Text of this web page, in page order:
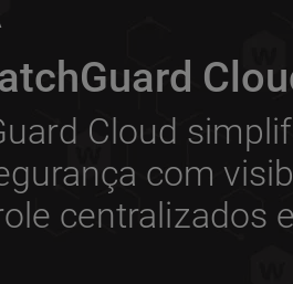
Cloud
com
centralizados